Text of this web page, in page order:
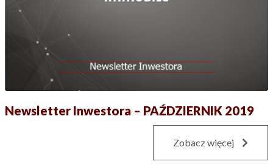
Newsletter Inwestora – PAŹDZIERNIK 2019
Zobacz więcej